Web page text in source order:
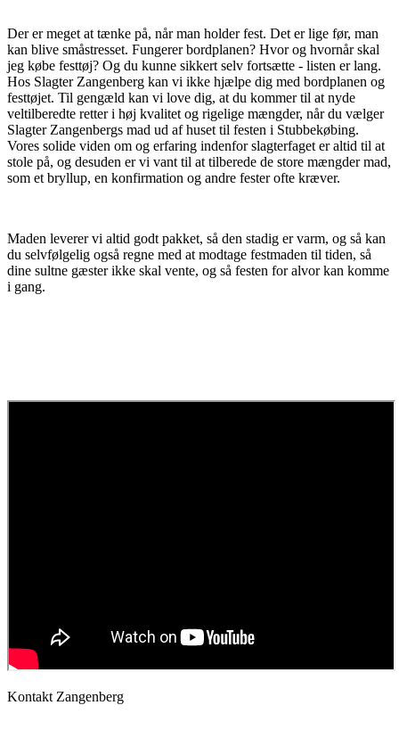
Der er meget at tænke på, når man holder fest. Det er lige før, man
kan blive småstresset. Fungerer bordplanen? Hvor og hvornår skal
jeg købe festtøj? Og du kunne sikkert selv fortsætte - listen er lang.
Hos Slagter Zangenberg kan vi ikke hjælpe dig med bordplanen og
festtøjet. Til gengæld kan vi love dig, at du kommer til at nyde
veltilberedte retter i høj kvalitet og rigelige mængder, når du vælger
Slagter Zangenbergs mad ud af huset til festen i Stubbekøbing.
Vores solide viden om og erfaring indenfor slagterfaget er altid til at
stole på, og desuden er vi vant til at tilberede de store mængder mad,
som et bryllup, en konfirmation og andre fester ofte kræver.
Maden leverer vi altid godt pakket, så den stadig er varm, og så kan
du selvfølgelig også regne med at modtage festmaden til tiden, så
dine sultne gæster ikke skal vente, og så festen for alvor kan komme
i gang.
Kontakt Zangenberg